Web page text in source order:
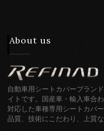
About us
自動車用シートカバーブラン
イトです。国産車・輸入車合
対応した車種専用シートカバ
品質、技術にこだわり、上質